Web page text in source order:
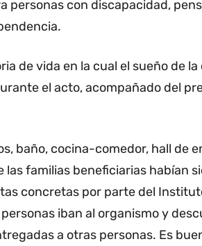
personas con discapacidad,
de vida en la cual el sueño de
el acto, acompañado del
baño, cocina-comedor, hall de
familias beneficiarias habían
concretas por parte del
iban al organismo y
a otras personas. Es